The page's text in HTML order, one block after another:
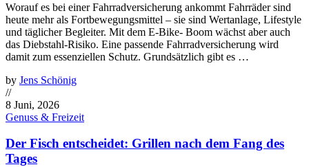
Worauf es bei einer Fahrradversicherung ankommt Fahrräder sind
heute mehr als Fortbewegungsmittel – sie sind Wertanlage, Lifestyle
und täglicher Begleiter. Mit dem E-Bike- Boom wächst aber auch
das Diebstahl-Risiko. Eine passende Fahrradversicherung wird
damit zum essenziellen Schutz. Grundsätzlich gibt es …
by Jens Schönig
//
8 Juni, 2026
Genuss & Freizeit
Der Fisch entscheidet: Grillen nach dem Fang des
Tages